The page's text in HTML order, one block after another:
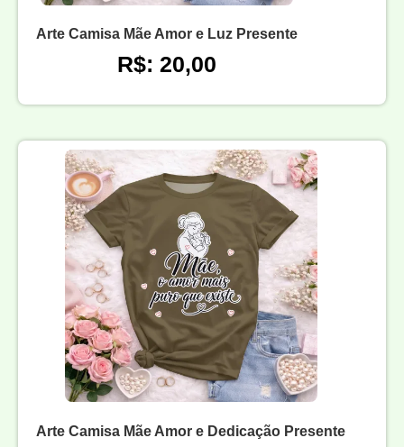
Arte Camisa Mãe Amor e Luz Presente
R$: 20,00
Arte Camisa Mãe Amor e Dedicação Presente